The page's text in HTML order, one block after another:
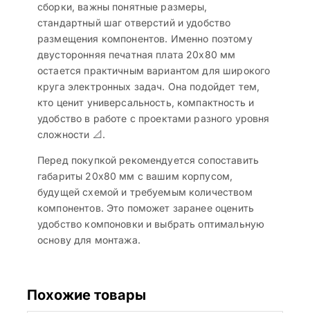
сборки, важны понятные размеры,
стандартный шаг отверстий и удобство
размещения компонентов. Именно поэтому
двусторонняя печатная плата 20х80 мм
остается практичным вариантом для широкого
круга электронных задач. Она подойдет тем,
кто ценит универсальность, компактность и
удобство в работе с проектами разного уровня
сложности 📐.
Перед покупкой рекомендуется сопоставить
габариты 20х80 мм с вашим корпусом,
будущей схемой и требуемым количеством
компонентов. Это поможет заранее оценить
удобство компоновки и выбрать оптимальную
основу для монтажа.
Похожие товары